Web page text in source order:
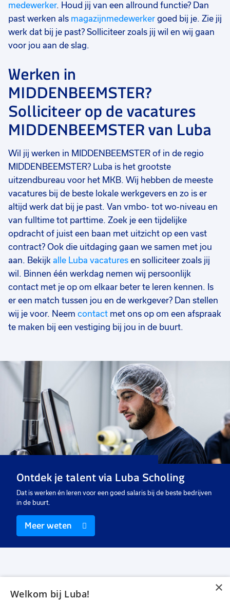
medewerker. Houd jij van een allround functie? Dan
past werken als magazijnmedewerker goed bij je. Zie jij
werk dat bij je past? Solliciteer zoals jij wil en wij gaan
voor jou aan de slag.
Werken in
MIDDENBEEMSTER?
Solliciteer op de vacatures
MIDDENBEEMSTER van Luba
Wil jij werken in MIDDENBEEMSTER of in de regio
MIDDENBEEMSTER? Luba is het grootste
uitzendbureau voor het MKB. Wij hebben de meeste
vacatures bij de beste lokale werkgevers en zo is er
altijd werk dat bij je past. Van vmbo- tot wo-niveau en
van fulltime tot parttime. Zoek je een tijdelijke
opdracht of juist een baan met uitzicht op een vast
contract? Ook die uitdaging gaan we samen met jou
aan. Bekijk alle Luba vacatures en solliciteer zoals jij
wil. Binnen één werkdag nemen wij persoonlijk
contact met je op om elkaar beter te leren kennen. Is
er een match tussen jou en de werkgever? Dan stellen
wij je voor. Neem contact met ons op om een afspraak
te maken bij een vestiging bij jou in de buurt.
Ontdek je talent via Luba Scholing
Dat is werken én leren voor een goed salaris bij de beste bedrijven
in de buurt.
Meer weten
×
Welkom bij Luba!